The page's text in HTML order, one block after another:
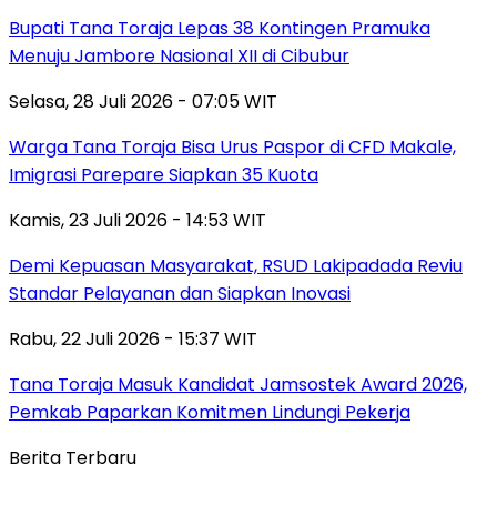
Bupati Tana Toraja Lepas 38 Kontingen Pramuka
Menuju Jambore Nasional XII di Cibubur
Selasa, 28 Juli 2026 - 07:05 WIT
Warga Tana Toraja Bisa Urus Paspor di CFD Makale,
Imigrasi Parepare Siapkan 35 Kuota
Kamis, 23 Juli 2026 - 14:53 WIT
Demi Kepuasan Masyarakat, RSUD Lakipadada Reviu
Standar Pelayanan dan Siapkan Inovasi
Rabu, 22 Juli 2026 - 15:37 WIT
Tana Toraja Masuk Kandidat Jamsostek Award 2026,
Pemkab Paparkan Komitmen Lindungi Pekerja
Berita Terbaru